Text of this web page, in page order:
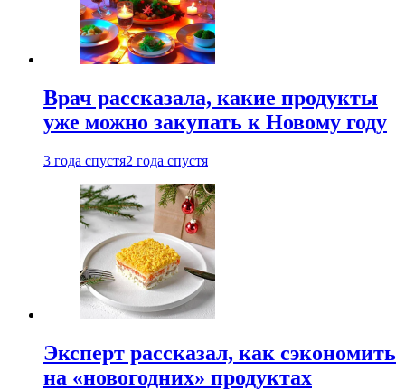
Врач рассказала, какие продукты
уже можно закупать к Новому году
3 года спустя2 года спустя
Эксперт рассказал, как сэкономить
на «новогодних» продуктах